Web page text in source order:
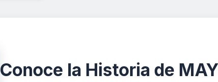
Conoce la Historia de